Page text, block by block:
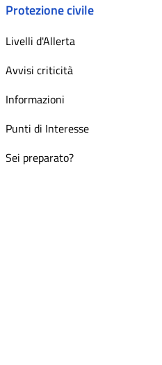
Protezione civile
Livelli d'Allerta
Avvisi criticità
Informazioni
Punti di Interesse
Sei preparato?